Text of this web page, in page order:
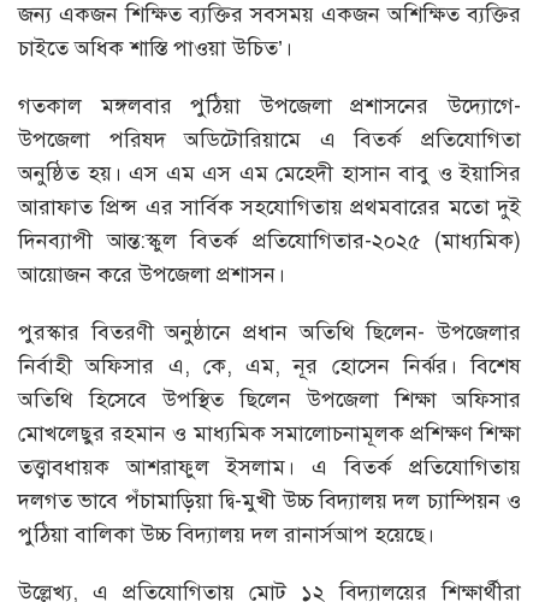
জন্য একজন শিক্ষিত ব্যক্তির সবসময় একজন অশিক্ষিত ব্যক্তির
চাইতে অধিক শাস্তি পাওয়া উচিত’।
গতকাল মঙ্গলবার পুঠিয়া উপজেলা প্রশাসনের উদ্যোগে-
উপজেলা পরিষদ অডিটোরিয়ামে এ বিতর্ক প্রতিযোগিতা
অনুষ্ঠিত হয়। এস এম এস এম মেহেদী হাসান বাবু ও ইয়াসির
আরাফাত প্রিন্স এর সার্বিক সহযোগিতায় প্রথমবারের মতো দুই
দিনব্যাপী আন্ত:স্কুল বিতর্ক প্রতিযোগিতার-২০২৫ (মাধ্যমিক)
আয়োজন করে উপজেলা প্রশাসন।
পুরস্কার বিতরণী অনুষ্ঠানে প্রধান অতিথি ছিলেন- উপজেলার
নির্বাহী অফিসার এ, কে, এম, নূর হোসেন নির্ঝর। বিশেষ
অতিথি হিসেবে উপস্থিত ছিলেন উপজেলা শিক্ষা অফিসার
মোখলেছুর রহমান ও মাধ্যমিক সমালোচনামূলক প্রশিক্ষণ শিক্ষা
তত্ত্বাবধায়ক আশরাফুল ইসলাম। এ বিতর্ক প্রতিযোগিতায়
দলগত ভাবে পঁচামাড়িয়া দ্বি-মুখী উচ্চ বিদ্যালয় দল চ্যাম্পিয়ন ও
পুঠিয়া বালিকা উচ্চ বিদ্যালয় দল রানার্সআপ হয়েছে।
উল্লেখ্য, এ প্রতিযোগিতায় মোট ১২ বিদ্যালয়ের শিক্ষার্থীরা